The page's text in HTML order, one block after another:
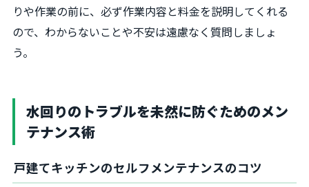
りや作業の前に、必ず作業内容と料金を説明してくれる
ので、わからないことや不安は遠慮なく質問しましょ
う。
水回りのトラブルを未然に防ぐためのメン
テナンス術
戸建てキッチンのセルフメンテナンスのコツ